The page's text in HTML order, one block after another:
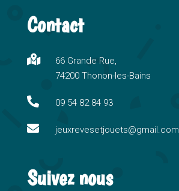
e
n
a
i
e
Contact

66 Grande Rue,
74200 Thonon-les-Bains
 09 54 82 84 93
 jeuxrevesetjouets@gmail.com
Suivez nous